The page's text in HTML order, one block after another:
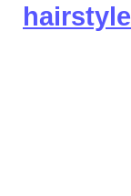
hairstyle